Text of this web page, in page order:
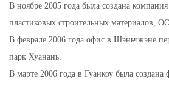
В ноябре 2005 года была создана
пластиковых строительных материалов,
В феврале 2006 года офис в Шэньчжэне
парк Хуанань.
В марте 2006 года в Гуанкоу была создана